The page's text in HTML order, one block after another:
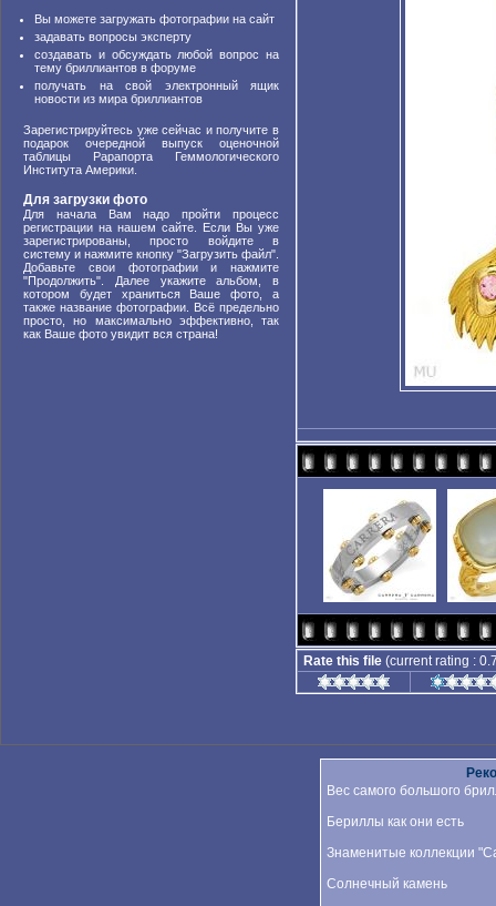
Вы можете загружать фотографии на сайт
задавать вопросы эксперту
создавать и обсуждать любой вопрос на
тему бриллиантов в форуме
получать на свой электронный ящик
новости из мира бриллиантов
Зарегистрируйтесь уже сейчас и получите в
подарок очередной выпуск оценочной
таблицы Рарапорта Геммологического
Института Америки.
Для загрузки фото
Для начала Вам надо пройти процесс
регистрации на нашем сайте. Если Вы уже
зарегистрированы, просто войдите в
систему и нажмите кнопку "Загрузить файл".
Добавьте свои фотографии и нажмите
"Продолжить". Далее укажите альбом, в
котором будет храниться Ваше фото, а
также название фотографии. Всё предельно
просто, но максимально эффективно, так
как Ваше фото увидит вся страна!
Rate this file (current rating :
Вес самого большого
Бериллы как они есть
Знаменитые коллекции
Солнечный камень